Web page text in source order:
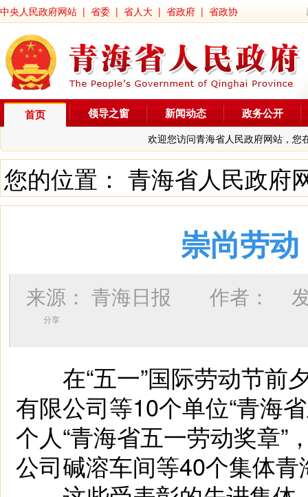
中央人民政府网站 | 省委 | 省人大 | 省政府 | 省政协
首页
欢迎您访问青海省人民政府网站，您
领导之窗 新闻动态 政务公开
您的位置： 青海省人民政府
崇尚劳
来源：青海日报 作者：
分享
在“五一”国际劳动节前
有限公司等10个单位“青海
个人“青海省五一劳动奖章”
公司碱溶车间等40个集体青